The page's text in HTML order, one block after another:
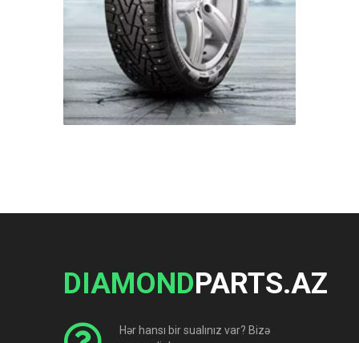
DIAMONDPARTS.AZ
Hər hansı bir sualınız var? Bizə